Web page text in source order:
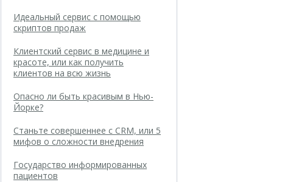
Идеальный сервис с помощью
скриптов продаж
Клиентский сервис в медицине и
красоте, или как получить
клиентов на всю жизнь
Опасно ли быть красивым в Нью-
Йорке?
Станьте совершеннее с CRM, или 5
мифов о сложности внедрения
Государство информированных
пациентов